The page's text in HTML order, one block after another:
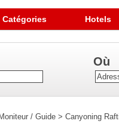
Catégories Hotels
Où
/ Guide > Canyoning